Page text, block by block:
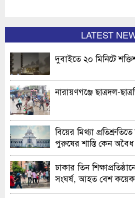
LATEST
দুবাইতে ২০ মিনিটে
নারায়ণগঞ্জে ছাত্রদল-
বিয়ের মিথ্যা
পুরুষের শাস্তি কেন
হাইকোর্টের রুল
ঢাকার তিন
সংঘর্ষ, আহত বেশ